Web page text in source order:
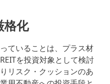
格化
ていることは、プラス材
を投資対象として検討
リスク・クッションのあ